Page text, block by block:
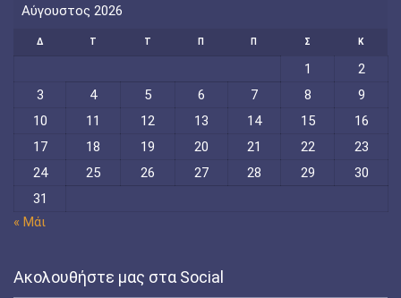
Αύγουστος 2026
Δ Τ Τ Π Π Σ Κ
1
2
3
4 5 6 7 8
9
10
11 12 13 14 15
16
17
18 19 20 21 22
23
24
25 26 27 28 29
30
31
« Μάι
Ακολουθήστε μας στα Social